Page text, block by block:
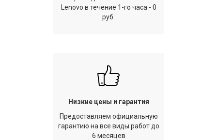
Lenovo в течение 1-го часа - 0
руб.
Низкие цены и гарантия
Предоставляем официальную
гарантию на все виды работ до
6 месяцев